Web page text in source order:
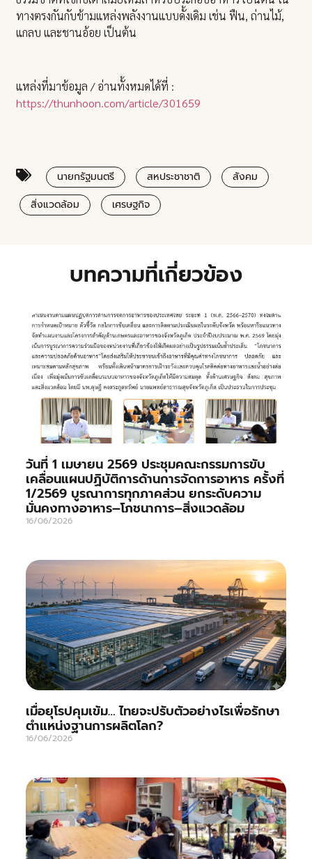
ทางตรงกันกับข้ามแหล่งพลังงานแบบดั้งเดิม เช่น ฟืน, ถ่านไม้,
แกลบ และชานอ้อย เป็นต้น
แหล่งที่มาข้อมูล / อ่านทั้งหมดได้ที่ :
https://thunhoon.com/article/301659
นายกรัฐมนตรี สหประชาชาติ
สังคม
สิ่งแวดล้อม
เศรษฐกิจ
บทความที่เกี่ยวข้อง
วันที่ 1 เมษายน 2569 ประชุมคณะกรรมการขับ
เคลื่อนแผนปฏิบัติการด้านการจัดการอาหาร ครั้งที่
1/2569 บูรณาการทุกภาคส่วน ยกระดับความ
มั่นคงทางอาหาร–โภชนาการ–สิ่งแวดล้อม
16/06/2026
เมื่อยุโรปคุมเข้ม… ไทยจะปรับตัวอย่างไรเพื่อรักษา
ตำแหน่งฐานการผลิตโลก?
16/06/2026